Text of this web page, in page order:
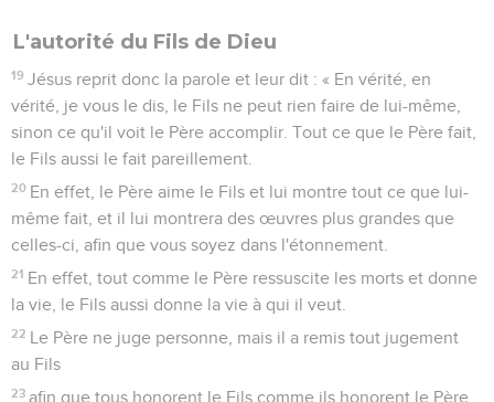
L'autorité du Fils de Dieu
19 Jésus reprit donc la parole et leur dit : « En vérité, en
vérité, je vous le dis, le Fils ne peut rien faire de lui-même,
sinon ce qu'il voit le Père accomplir. Tout ce que le Père fait,
le Fils aussi le fait pareillement.
20 En effet, le Père aime le Fils et lui montre tout ce que lui-
même fait, et il lui montrera des œuvres plus grandes que
celles-ci, afin que vous soyez dans l'étonnement.
21 En effet, tout comme le Père ressuscite les morts et donne
la vie, le Fils aussi donne la vie à qui il veut.
22 Le Père ne juge personne, mais il a remis tout jugement
au Fils
23 afin que tous honorent le Fils comme ils honorent le Père.